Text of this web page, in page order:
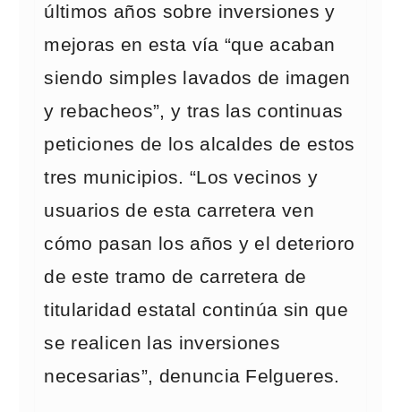
últimos años sobre inversiones y
mejoras en esta vía “que acaban
siendo simples lavados de imagen
y rebacheos”, y tras las continuas
peticiones de los alcaldes de estos
tres municipios. “Los vecinos y
usuarios de esta carretera ven
cómo pasan los años y el deterioro
de este tramo de carretera de
titularidad estatal continúa sin que
se realicen las inversiones
necesarias”, denuncia Felgueres.